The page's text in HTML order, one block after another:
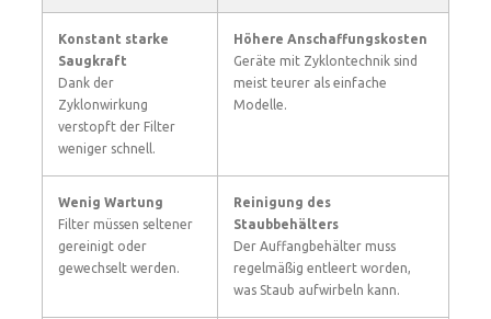
Konstant starke
Saugkraft
Dank der
Zyklonwirkung
verstopft der Filter
weniger schnell.
Höhere Anschaffungskosten
Geräte mit Zyklontechnik sind
meist teurer als einfache
Modelle.
Wenig Wartung
Filter müssen seltener
gereinigt oder
gewechselt werden.
Reinigung des
Staubbehälters
Der Auffangbehälter muss
regelmäßig entleert worden,
was Staub aufwirbeln kann.